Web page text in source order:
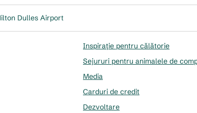
Dulles Airport
Inspirație pentru călătorie
Sejururi pentru animalele de
Media
Carduri de credit
Dezvoltare